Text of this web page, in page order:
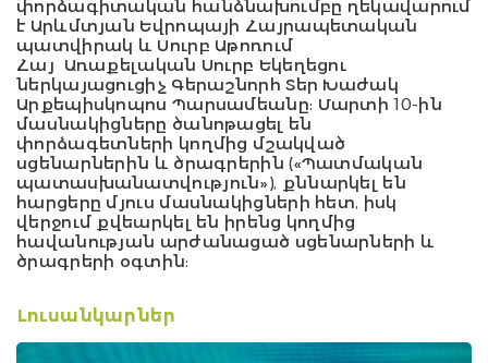
փորձագիտական հանձնախումբը ղեկավարում
է Արևմտյան Եվրոպայի Հայրապետական
պատվիրակ և Սուրբ Աթոռում
Հայ
Առաքելական Սուրբ Եկեղեցու
ներկայացուցիչ Գերաշնորհ Տեր Խաժակ
Արքեպիսկոպոս Պարսամեանը: Մարտի 10-ին
մասնակիցները ծանոթացել են
փորձագետների կողմից մշակված
սցենարներին և ծրագրերին («Պատմական
պատասխանատվություն»), քննարկել են
հարցերը մյուս մասնակիցների հետ, իսկ
վերջում քվեարկել են իրենց կողմից
հավանության արժանացած սցենարների և
ծրագրերի օգտին:
Լուսանկարներ